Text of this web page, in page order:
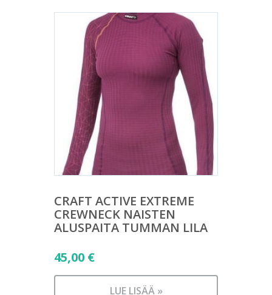
CRAFT ACTIVE EXTREME
CREWNECK NAISTEN
ALUSPAITA TUMMAN LILA
45,00 €
LUE LISÄÄ »